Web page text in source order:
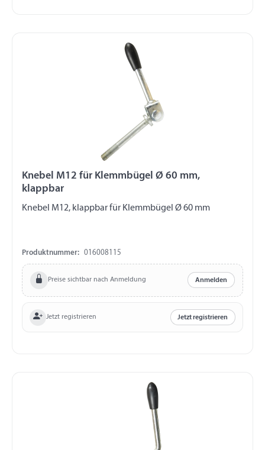
Knebel M12 für Klemmbügel Ø 60 mm,
klappbar
Knebel M12, klappbar für Klemmbügel Ø 60 mm
Produktnummer: 016008115
Preise sichtbar nach Anmeldung Anmelden
Jetzt registrieren Jetzt registrieren